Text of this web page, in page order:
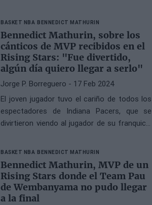
BASKET NBA BENNEDICT MATHURIN
Bennedict Mathurin, sobre los
cánticos de MVP recibidos en el
Rising Stars: "Fue divertido,
algún día quiero llegar a serlo"
Jorge P. Borreguero - 17 Feb 2024
El joven jugador tuvo el cariño de todos los
espectadores de Indiana Pacers, que se
divirtieron viendo al jugador de su franquicia
BASKET NBA BENNEDICT MATHURIN
Bennedict Mathurin, MVP de un
Rising Stars donde el Team Pau
de Wembanyama no pudo llegar
a la final